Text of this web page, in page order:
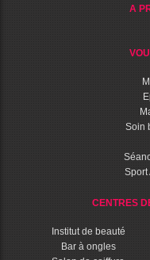
A
Soin
Sport
CENTRES
Institut de beauté
Bar à ongles